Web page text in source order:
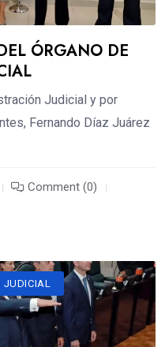
ÓRGANO DE
Judicial y por
Fernando Díaz Juárez
Comment (0)
JUDICIAL